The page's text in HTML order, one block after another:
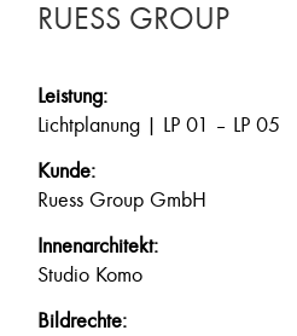
RUESS GROUP
Leistung:
Lichtplanung | LP 01 – LP 05
Kunde:
Ruess Group GmbH
Innenarchitekt:
Studio Komo
Bildrechte: